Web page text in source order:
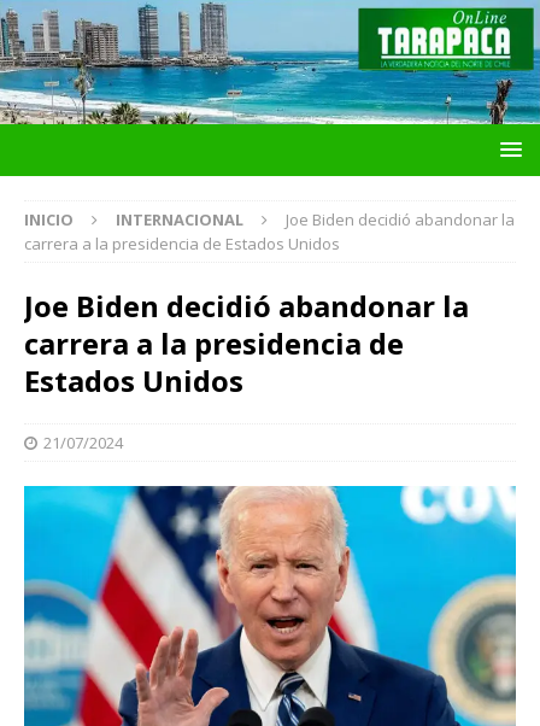
INICIO INTERNACIONAL
Joe Biden decidió abandonar la
carrera a la presidencia de Estados Unidos
Joe Biden decidió abandonar la
carrera a la presidencia de
Estados Unidos
21/07/2024